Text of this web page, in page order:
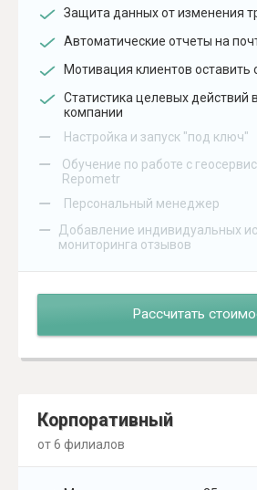
Защита данных от изменения
Автоматические отчеты на
Мотивация клиентов оставить
Статистика целевых действий
компании
– Настройка и запуск "под ключ"
–
Обучение по работе с
Repometr
– Персональный менеджер
–
Добавление индивидуальных
мониторинга отзывов
Рассчитать
Корпоративный
от 6 филиалов